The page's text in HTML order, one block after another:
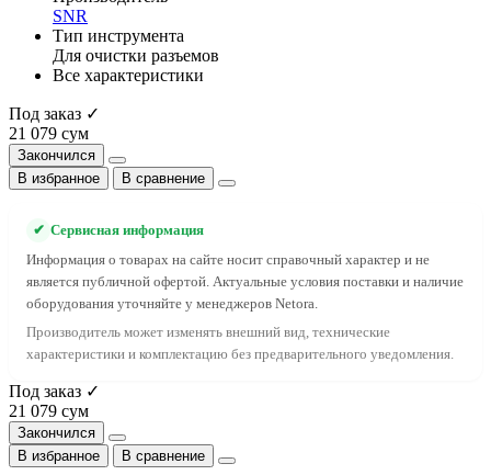
SNR
Тип инструмента
Для очистки разъемов
Все характеристики
Под заказ ✓
21 079 сум
Закончился
В избранное
В сравнение
✔ Сервисная информация
Информация о товарах на сайте носит справочный характер и не
является публичной офертой. Актуальные условия поставки и наличие
оборудования уточняйте у менеджеров Netora.
Производитель может изменять внешний вид, технические
характеристики и комплектацию без предварительного уведомления.
Под заказ ✓
21 079 сум
Закончился
В избранное
В сравнение